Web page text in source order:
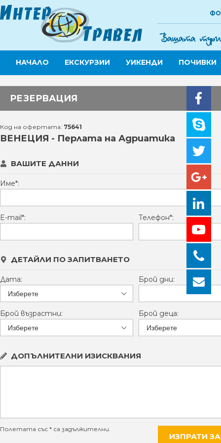
НАЧАЛО ЕКСКУРЗИИ УИКЕНДИ ПОЧИВКИ
РЕЗЕРВАЦИЯ
Код на офертата: 75641
ВЕНЕЦИЯ - Перлата на Адриатика
ВАШИТЕ ДАННИ
Име*:
E-mail*: Телефон*:
ДЕТАЙЛИ ПО ЗАПИТВАНЕТО
Дата: Брой дни:
Брой възрастни: Брой деца:
ДОПЪЛНИТЕЛНИ ИЗИСКВАНИЯ
Полетата със * са задължителни.